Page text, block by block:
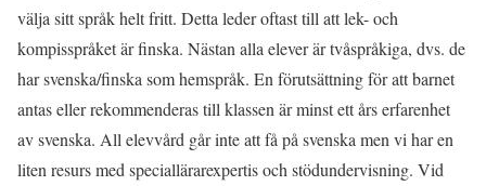
välja sitt språk helt fritt. Detta leder oftast till att lek- och
kompisspråket är finska. Nästan alla elever är tvåspråkiga, dvs. de
har svenska/finska som hemspråk. En förutsättning för att barnet
antas eller rekommenderas till klassen är minst ett års erfarenhet
av svenska. All elevvård går inte att få på svenska men vi har en
liten resurs med speciallärarexpertis och stödundervisning. Vid